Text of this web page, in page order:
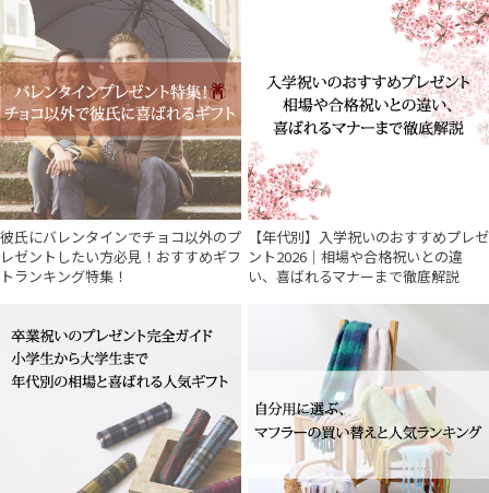
彼氏にバレンタインでチョコ以外のプ
レゼントしたい方必見！おすすめギフ
トランキング特集！
【年代別】入学祝いのおすすめプレゼ
ント2026｜相場や合格祝いとの違
い、喜ばれるマナーまで徹底解説